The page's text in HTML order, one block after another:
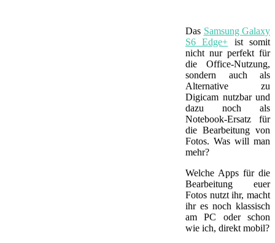
Das Samsung Galaxy
S6 Edge+ ist somit
nicht nur perfekt für
die Office-Nutzung,
sondern auch als
Alternative zu
Digicam nutzbar und
dazu noch als
Notebook-Ersatz für
die Bearbeitung von
Fotos. Was will man
mehr?
Welche Apps für die
Bearbeitung euer
Fotos nutzt ihr, macht
ihr es noch klassisch
am PC oder schon
wie ich, direkt mobil?